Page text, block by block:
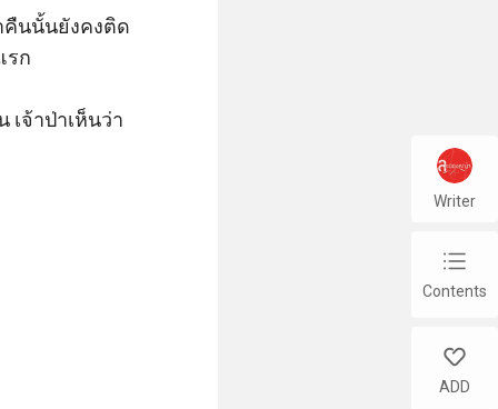
คืนนั้นยังคงติด
รก
จ้าป่าเห็นว่า
Writer
chap_list
Contents
like
ADD